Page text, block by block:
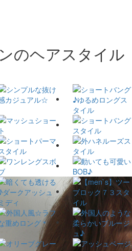
のヘアスタイル